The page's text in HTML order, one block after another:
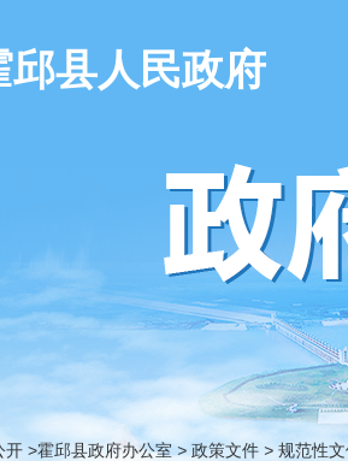
邱县人民政府
开 >霍邱县政府办公室 > 政策文件 > 规范性